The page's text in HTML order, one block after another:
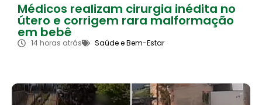
Médicos realizam cirurgia inédita no
útero e corrigem rara malformação
em bebê
14 horas atrás Saúde e Bem-Estar